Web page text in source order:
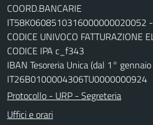
COORD.BANCARIE
IT58K0608510316000000020052 -
CODICE UNIVOCO FATTURAZIONE
CODICE IPA c_f343
IBAN Tesoreria Unica (dal 1°
IT26B0100004306TU0000000924
Protocollo - URP - Segreteria
Uffici e orari